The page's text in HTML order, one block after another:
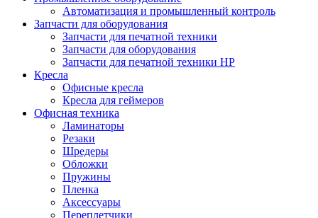
Автоматизация и промышленный контроль
Запчасти для оборудования
Запчасти для печатной техники
Запчасти для оборудования
Запчасти для печатной техники HP
Кресла
Офисные кресла
Кресла для геймеров
Офисная техника
Ламинаторы
Резаки
Шредеры
Обложки
Пружины
Пленка
Аксессуары
Переплетчики